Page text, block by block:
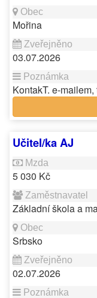
Mořina
03.07.2026
KontakT. e-
Učitel/ka AJ
5 030 Kč
Základní škola a
Srbsko
02.07.2026